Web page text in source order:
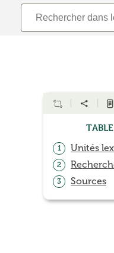
1 Unités
2
3 Sources